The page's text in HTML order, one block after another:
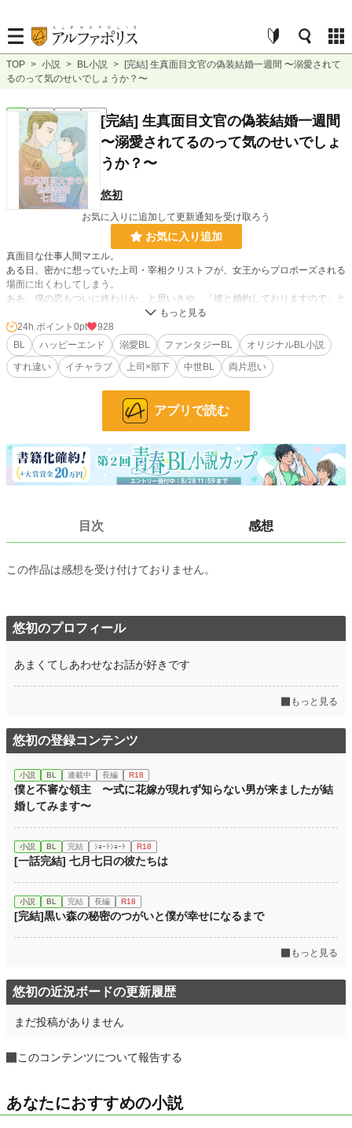
TOP > 小説 > BL小説 >
[完結] 生真面目文官の偽装結婚一週間 〜溺愛されて
るのって気のせいでしょうか？〜
完結 長編
[完結] 生真面目文官の偽装結婚一週間
〜溺愛されてるのって気のせいでしょ
うか？〜
悠初
お気に入りに追加して更新通知を受け取ろう
お気に入り追加
真面目な仕事人間マエル。
ある日、密かに想っていた上司・宰相クリストフが、女王からプロポーズされる
場面に出くわしてしまう。
ああ、僕の恋もついに終わりか、と思いきや、「彼と婚約しておりますので」と
クリストフが指さしたのは……、えっ、僕？
女王の疑いから逃れるべく、突如偽装結婚生活がスタート。
夫婦らしく振る舞うため、二人は日夜スキンシップの練習に励むことに……。
ストーリーのテイスト
分かりやすい度 ★★★★★
26話完結＋番外編１話
マエル……真面目な宰相補佐。いつも冷静で感情を出さず黙々と働く。眼鏡。
ブノワ……マエルの同僚。
お気に入り 40
24h.ポイント 0 pt
文字数 67,238
初回完結日時 2026.04.05 17:07
週間ポイント 42 pt (48,661 位)
月間ポイント 238 pt (48,245 位)
累計ポイント 9,303 pt (99,746 位)
24h.ポイント 0pt
928
BL
ハッピーエンド 溺愛BL ファンタジーBL
オリジナルBL小説
すれ違い
イチャラブ 上司×部下 中世BL 両片思い
アプリで読む
目次 感想
この作品は感想を受け付けておりません。
悠初のプロフィール
あまくてしあわせなお話が好きです
もっと見る
悠初の登録コンテンツ
小説 BL 連載中 長編 R18
僕と不審な領主 〜式に花嫁が現れず知らない男が来ましたが結
婚してみます〜
小説 BL 完結 ｼｮｰﾄｼｮｰﾄ R18
[一話完結] 七月七日の彼たちは
小説 BL 完結 長編 R18
[完結]黒い森の秘密のつがいと僕が幸せになるまで
もっと見る
悠初の近況ボードの更新履歴
まだ投稿がありません
このコンテンツについて報告する
あなたにおすすめの小説